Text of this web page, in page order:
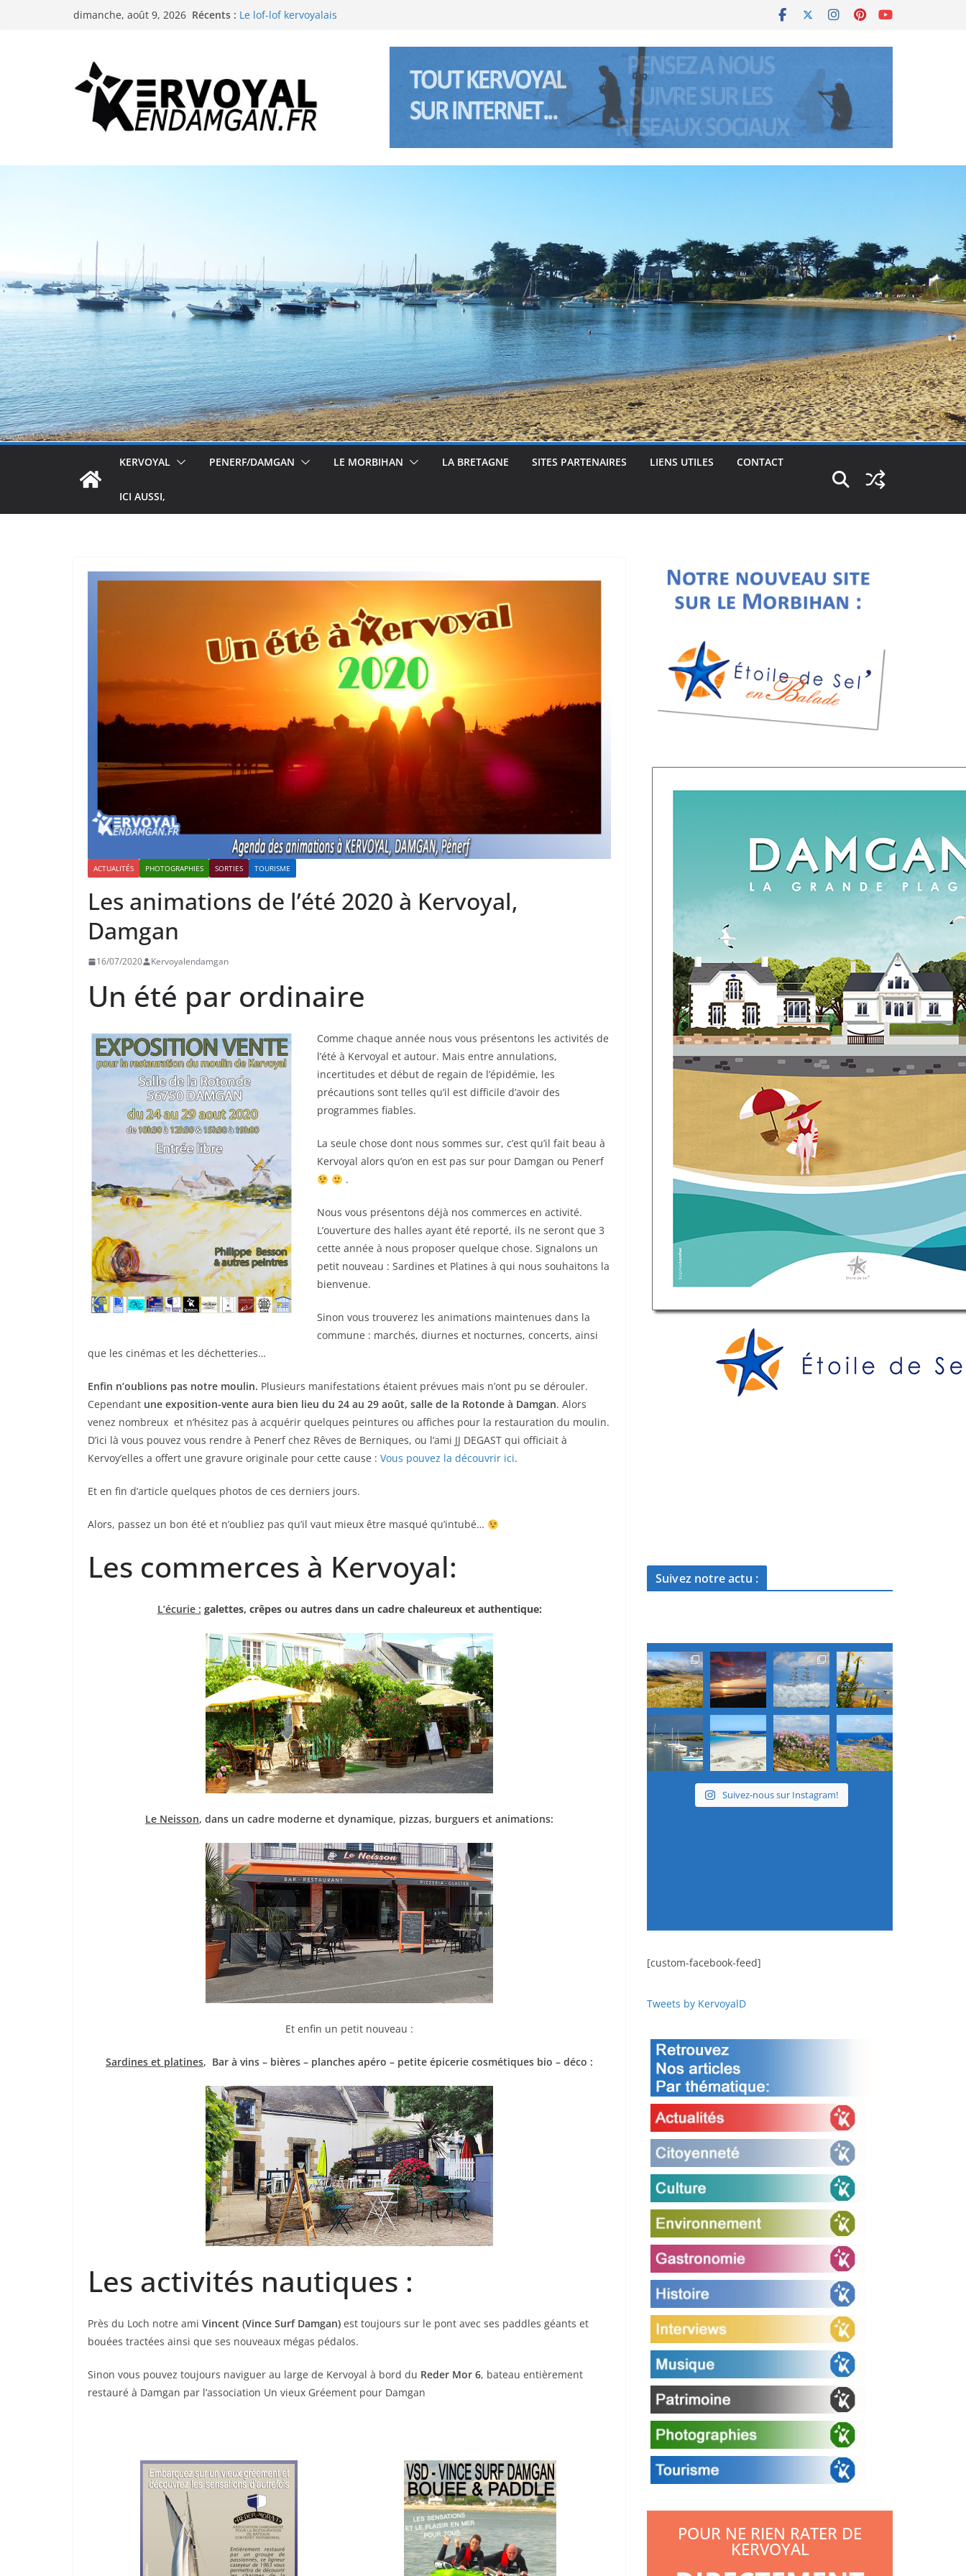
dimanche, août 9, 2026 Récents : Le lof-lof kervoyalais
La neige à Kervoyal (Bretagne sud) les 5 et 6 janviers 2026
KERVOYAL PENERF/DAMGAN LE MORBIHAN LA BRETAGNE SITES PARTENAIRES LIENS UTILES CONTACT
ICI AUSSI,
ACTUALITÉS PHOTOGRAPHIES SORTIES TOURISME
Les animations de l’été 2020 à Kervoyal,
Damgan
16/07/2020 Kervoyalendamgan
Un été par ordinaire
Comme chaque année nous vous présentons les activités de
l’été à Kervoyal et autour. Mais entre annulations,
incertitudes et début de regain de l’épidémie, les
précautions sont telles qu’il est difficile d’avoir des
programmes fiables.
La seule chose dont nous sommes sur, c’est qu’il fait beau à
Kervoyal alors qu’on en est pas sur pour Damgan ou Penerf
.
Nous vous présentons déjà nos commerces en activité.
L’ouverture des halles ayant été reporté, ils ne seront que 3
cette année à nous proposer quelque chose. Signalons un
petit nouveau : Sardines et Platines à qui nous souhaitons la
bienvenue.
Sinon vous trouverez les animations maintenues dans la
commune : marchés, diurnes et nocturnes, concerts, ainsi
que les cinémas et les déchetteries…
Enfin n’oublions pas notre moulin. Plusieurs manifestations étaient prévues mais n’ont pu se dérouler.
Cependant une exposition-vente aura bien lieu du 24 au 29 août, salle de la Rotonde à Damgan. Alors
venez nombreux et n’hésitez pas à acquérir quelques peintures ou affiches pour la restauration du moulin.
D’ici là vous pouvez vous rendre à Penerf chez Rêves de Berniques, ou l’ami JJ DEGAST qui officiait à
Kervoy’elles a offert une gravure originale pour cette cause : Vous pouvez la découvrir ici.
Et en fin d’article quelques photos de ces derniers jours.
Alors, passez un bon été et n’oubliez pas qu’il vaut mieux être masqué qu’intubé…
Les commerces à Kervoyal:
L’écurie : galettes, crêpes ou autres dans un cadre chaleureux et authentique:
Le Neisson, dans un cadre moderne et dynamique, pizzas, burguers et animations:
Et enfin un petit nouveau :
Sardines et platines, Bar à vins – bières – planches apéro – petite épicerie cosmétiques bio – déco :
Les activités nautiques :
Près du Loch notre ami Vincent (Vince Surf Damgan) est toujours sur le pont avec ses paddles géants et
bouées tractées ainsi que ses nouveaux mégas pédalos.
Sinon vous pouvez toujours naviguer au large de Kervoyal à bord du Reder Mor 6, bateau entièrement
restauré à Damgan par l’association Un vieux Gréement pour Damgan
Suivez notre actu :
Suivez-nous sur Instagram!
[custom-facebook-feed]
Tweets by KervoyalD
POUR NE RIEN RATER DE
KERVOYAL